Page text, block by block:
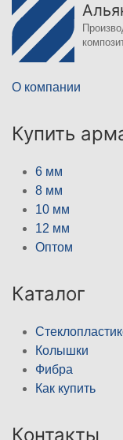
О компании
Купить
6 мм
8 мм
10 мм
12 мм
Оптом
Каталог
Колышки
Фибра
Как купить
Контакты